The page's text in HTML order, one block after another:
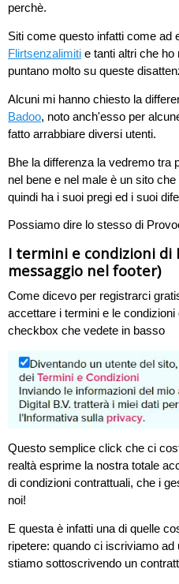
perchè.
Siti come questo infatti come ad
Flirtsenzalimiti e tanti altri che ho
puntano molto su queste
Alcuni mi hanno chiesto la
Badoo, noto anch'esso per
fatto arrabbiare diversi utenti.
Bhe la differenza la vedremo tra
nel bene e nel male è un sito
quindi ha i suoi pregi ed i suoi
Possiamo dire lo stesso di
I termini e condizioni di
messaggio nel footer)
Come dicevo per registrarci
accettare i termini e le
checkbox che vedete in basso
Questo semplice click che ci
realtà esprime la nostra totale
di condizioni contrattuali, che i
noi!
E questa è infatti una di quelle
ripetere: quando ci iscriviamo
stiamo sottoscrivendo un